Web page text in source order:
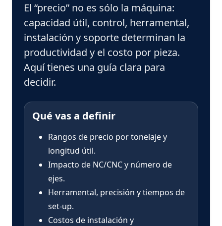
El “precio” no es sólo la máquina:
capacidad útil, control, herramental,
instalación y soporte determinan la
productividad y el costo por pieza.
Aquí tienes una guía clara para
decidir.
Qué vas a definir
Rangos de precio por tonelaje y
longitud útil.
Impacto de NC/CNC y número de
ejes.
Herramental, precisión y tiempos de
set-up.
Costos de instalación y